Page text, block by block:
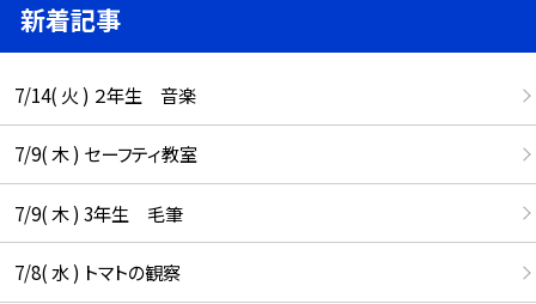
新着記事
7/14( 火 ) ２年生 音楽
7/9( 木 ) セーフティ教室
7/9( 木 ) 3年生 毛筆
7/8( 水 ) トマトの観察